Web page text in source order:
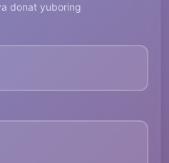
donat yuboring